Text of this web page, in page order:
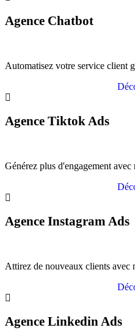
Agence Chatbot
Automatisez votre service client
Agence Tiktok Ads
Générez plus d'engagement
Agence Instagram Ads
Attirez de nouveaux clients avec
Agence Linkedin Ads